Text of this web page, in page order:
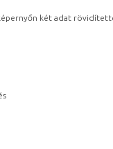
két adat